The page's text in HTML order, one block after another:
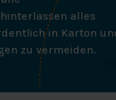
alles
in Karton
zu vermeiden.